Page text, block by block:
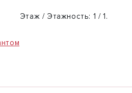
Этаж / Этажность: 1 / 1.